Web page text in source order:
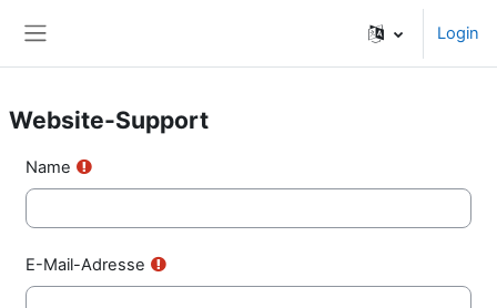
Login
Website-Support
Name
E-Mail-Adresse